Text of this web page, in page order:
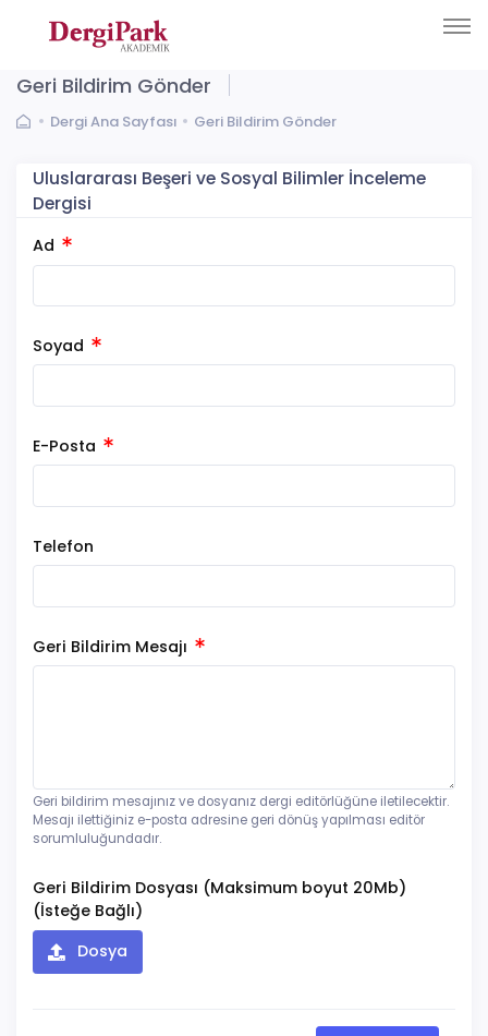
Geri Bildirim Gönder
Dergi Ana Sayfası Geri Bildirim Gönder
Uluslararası Beşeri ve Sosyal Bilimler İnceleme
Dergisi
Ad
Soyad
E-Posta
Telefon
Geri Bildirim Mesajı
Geri bildirim mesajınız ve dosyanız dergi editörlüğüne iletilecektir.
Mesajı ilettiğiniz e-posta adresine geri dönüş yapılması editör
sorumluluğundadır.
Geri Bildirim Dosyası (Maksimum boyut 20Mb)
(İsteğe Bağlı)
Dosya